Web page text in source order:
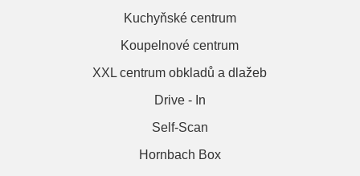
Kuchyňské centrum
Koupelnové centrum
XXL centrum obkladů a dlažeb
Drive - In
Self-Scan
Hornbach Box